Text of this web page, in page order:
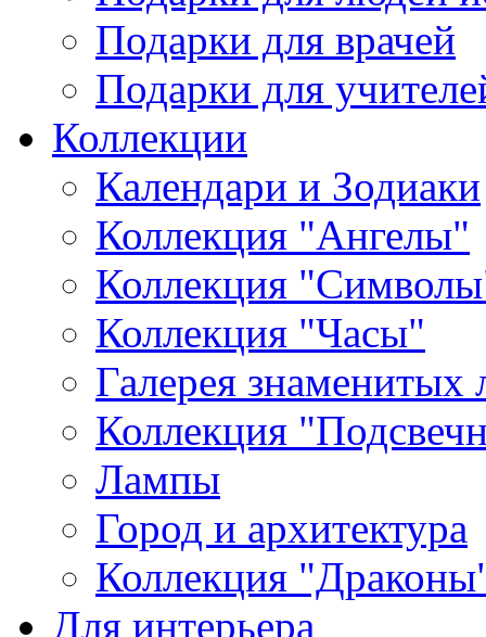
Подарки для врачей
Подарки для
Коллекции
Календари и Зодиаки
Коллекция "Ангелы"
Коллекция
Коллекция "Часы"
Галерея знаменитых
Коллекция
Лампы
Город и архитектура
Коллекция
Для интерьера